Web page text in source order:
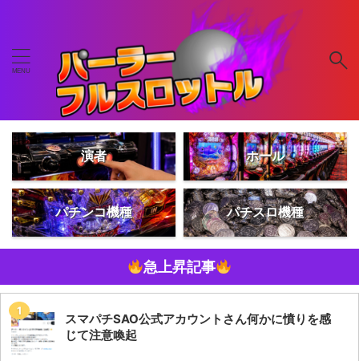
演者 ホール
パチンコ機種 パチスロ機種
急上昇記事
スマパチSAO公式アカウントさん何かに憤りを感
じて注意喚起